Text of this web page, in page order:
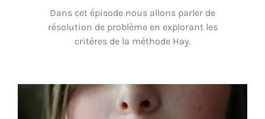
Dans cet épisode nous allons parler de
résolution de problème en explorant les
critères de la méthode Hay.